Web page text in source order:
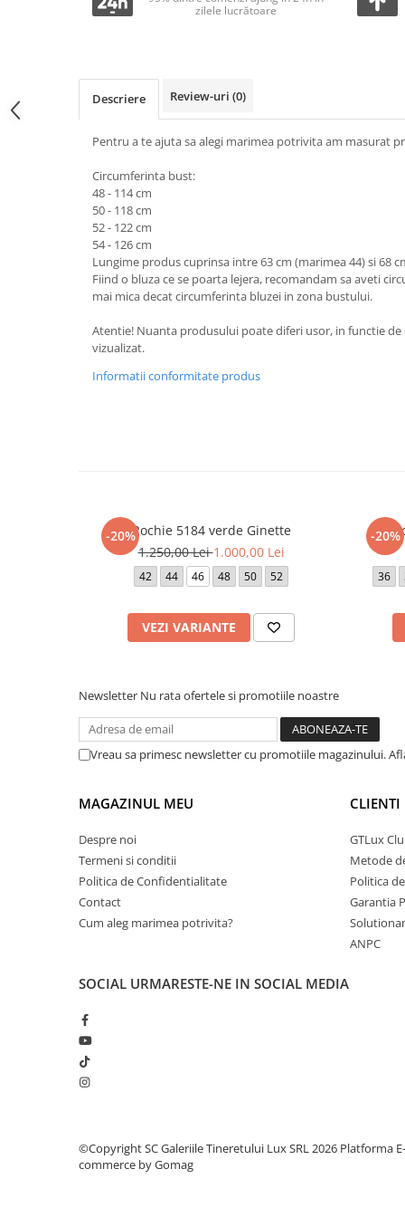
zilele lucrătoare
Descriere Review-uri (0)
Pentru a te ajuta sa alegi marimea potrivita am masurat
Circumferinta bust:
48 - 114 cm
50 - 118 cm
52 - 122 cm
54 - 126 cm
Lungime produs cuprinsa intre 63 cm (marimea 44) si 68
Fiind o bluza ce se poarta lejera, recomandam sa aveti
mai mica decat circumferinta bluzei in zona bustului.
Atentie! Nuanta produsului poate diferi usor, in functie de
vizualizat.
Informatii conformitate produs
-20%Rochie 5184 verde Ginette
1.250,00 Lei1.000,00 Lei
42 44 46 48 50 52
VEZI VARIANTE
-20%
36
Newsletter Nu rata ofertele si promotiile noastre
Vreau sa primesc newsletter cu promotiile magazinului.
MAGAZINUL MEU
Despre noi
Termeni si conditii
Politica de Confidentialitate
Contact
Cum aleg marimea potrivita?
CLIENTI
GTLux
Metode
Politica
Garantia
ANPC
SOCIAL URMARESTE-NE IN SOCIAL MEDIA
©Copyright SC Galeriile Tineretului Lux SRL 2026 Platforma E-
commerce by Gomag